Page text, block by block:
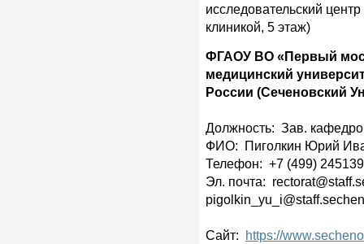
исследовательский
клиникой, 5 этаж)
ФГАОУ ВО «Первый
медицинский
России (Сеченовский
Должность: Зав.
ФИО: Пиголкин Юрий
Телефон: +7 (499)
Эл. почта:
Сайт: https://